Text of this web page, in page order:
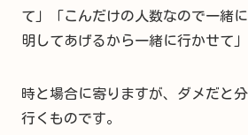
て」「こんだけの人数なので一緒
明してあげるから一緒に行かせて」
時と場合に寄りますが、ダメだと
行くものです。